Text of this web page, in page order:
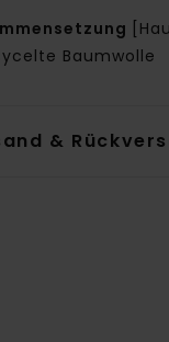
Baumwolle
&